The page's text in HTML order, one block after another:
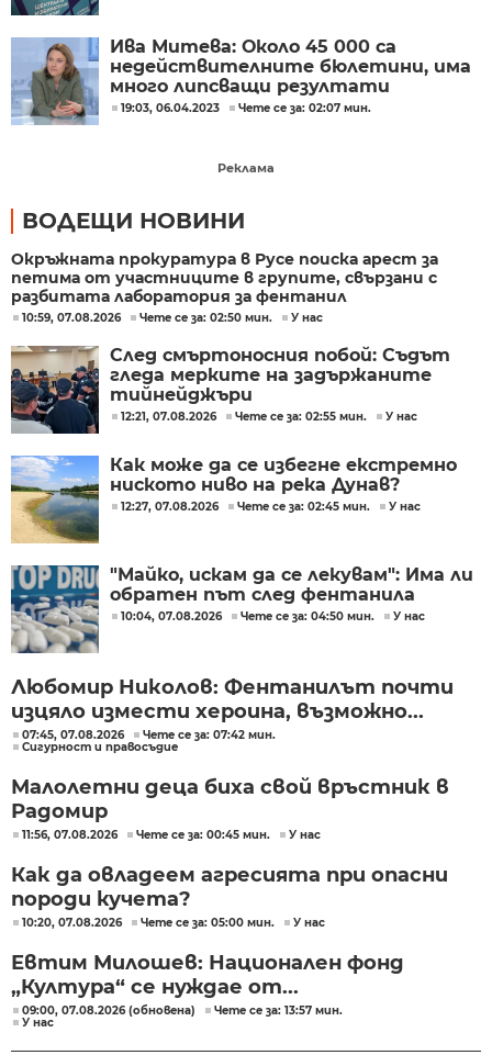
Ива Митева: Около 45 000 са
недействителните бюлетини, има
много липсващи резултати
19:03, 06.04.2023 Чете се за: 02:07 мин.
Реклама
ВОДЕЩИ НОВИНИ
Окръжната прокуратура в Русе поиска арест за
петима от участниците в групите, свързани с
разбитата лаборатория за фентанил
10:59, 07.08.2026 Чете се за: 02:50 мин. У нас
След смъртоносния побой: Съдът
гледа мерките на задържаните
тийнейджъри
12:21, 07.08.2026 Чете се за: 02:55 мин. У нас
Как може да се избегне екстремно
ниското ниво на река Дунав?
12:27, 07.08.2026 Чете се за: 02:45 мин. У нас
"Майко, искам да се лекувам": Има ли
обратен път след фентанила
10:04, 07.08.2026 Чете се за: 04:50 мин. У нас
Любомир Николов: Фентанилът почти
изцяло измести хероина, възможно...
07:45, 07.08.2026
Чете се за: 07:42 мин.
Сигурност и правосъдие
Малолетни деца биха свой връстник в
Радомир
11:56, 07.08.2026 Чете се за: 00:45 мин. У нас
Как да овладеем агресията при опасни
породи кучета?
10:20, 07.08.2026 Чете се за: 05:00 мин. У нас
Евтим Милошев: Национален фонд
„Култура“ се нуждае от...
09:00, 07.08.2026 (обновена)
Чете се за: 13:57 мин.
У нас